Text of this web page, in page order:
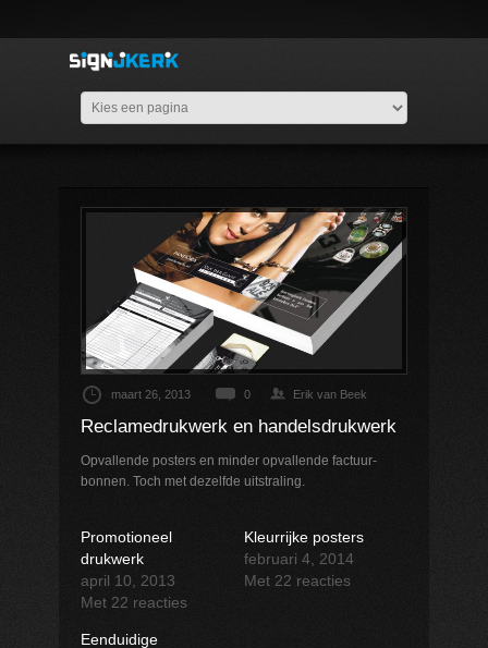
maart 26, 2013 0 Erik van Beek
Reclamedrukwerk en handelsdrukwerk
Opvallende posters en minder opvallende factuur-
bonnen. Toch met dezelfde uitstraling.
Promotioneel
drukwerk
april 10, 2013
Met 22 reacties
Kleurrijke posters
februari 4, 2014
Met 22 reacties
Eenduidige